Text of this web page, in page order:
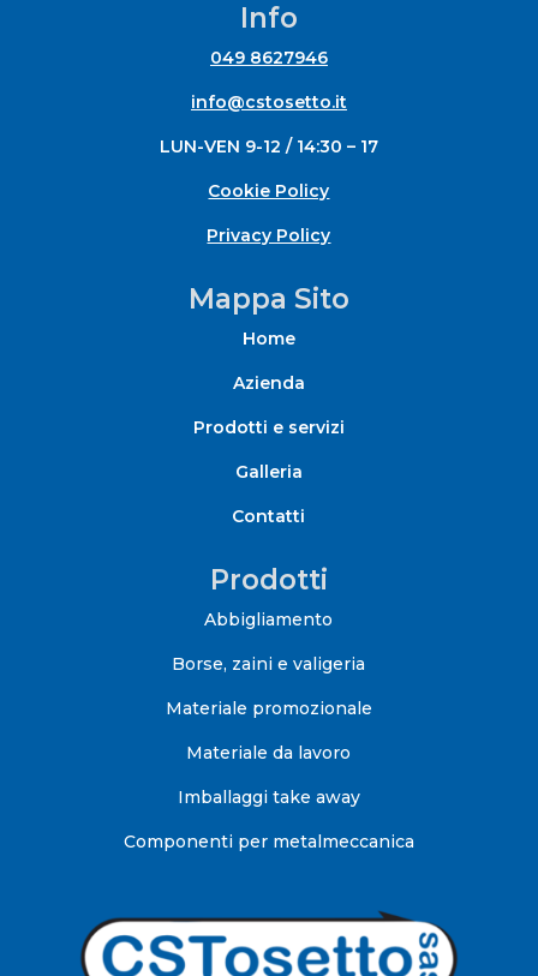
Info
049 8627946
info@cstosetto.it
LUN-VEN 9-12 / 14:30 – 17
Cookie Policy
Privacy Policy
Mappa Sito
Home
Azienda
Prodotti e servizi
Galleria
Contatti
Prodotti
Abbigliamento
Borse, zaini e valigeria
Materiale promozionale
Materiale da lavoro
Imballaggi take away
Componenti per metalmeccanica